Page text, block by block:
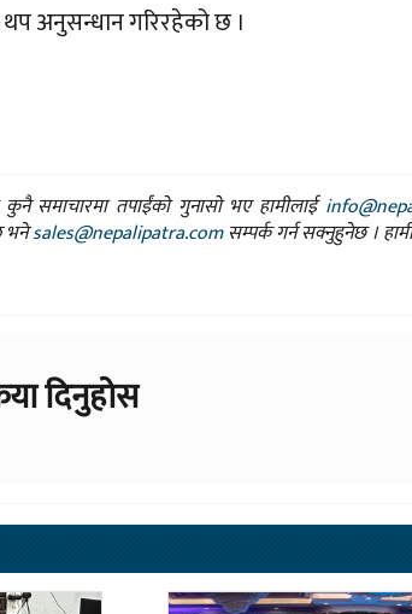
अनुसन्धान गरिरहेको छ ।
कुनै समाचारमा तपाईंको गुनासो भए हामीलाई
भनेsales@nepalipatra.comसम्पर्क गर्न सक्नुहुनेछ ।
दिनुहोस